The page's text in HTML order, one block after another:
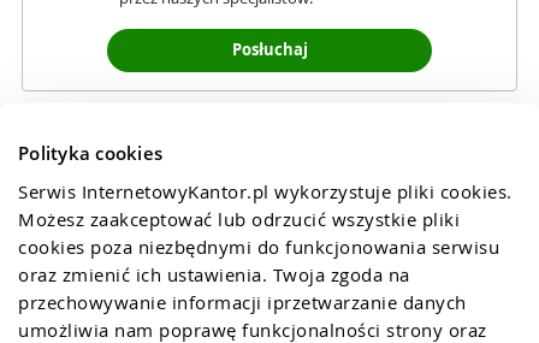
Polityka cookies
Serwis InternetowyKantor.pl wykorzystuje pliki cookies.
Możesz zaakceptować lub odrzucić wszystkie pliki
cookies poza niezbędnymi do funkcjonowania serwisu
oraz zmienić ich ustawienia. Twoja zgoda na
przechowywanie informacji iprzetwarzanie danych
umożliwia nam poprawę funkcjonalności strony oraz
Posłuchaj